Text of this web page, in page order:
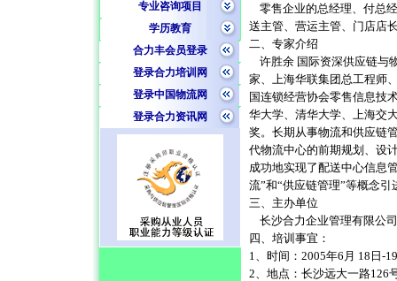
专业咨询项目
学历教育
合力丰会员登录
登录合力培训网
登录中国物流网
登录合力资讯网
零售企业的总经理、付总
送主管、营运主管、门店店
二、专家介绍
许胜余 国际资深供应链与
家、上海华联集团总工程师
国连锁经营协会零售信息技
华大学、清华大学、上海交
奖。长期从事物流和供应链
代物流中心的前期规划、设
成功地实现了配送中心信息
流”和“供应链管理”等概念
三、主办单位
长沙合力企业管理有限公司
四、培训事宜：
1、时间：2005年6月 18日-
2、地点：长沙远大一路126